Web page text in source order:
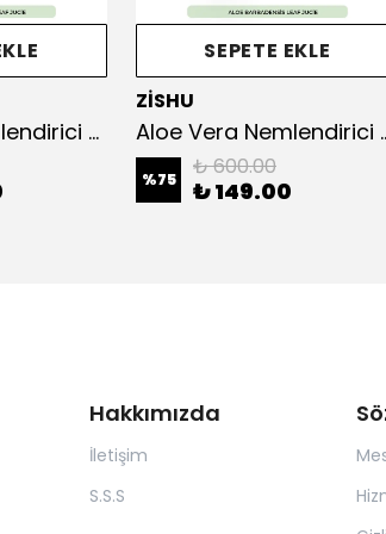
Aloe Vera Nemlendirici Krem – El, Yüz ve Vücut 175 ml
SEPETE EKLE
ZİSHU
Aloe Vera
%75 ₺ 600.00
₺ 149.00
Hakkımızda
İletişim
S.S.S